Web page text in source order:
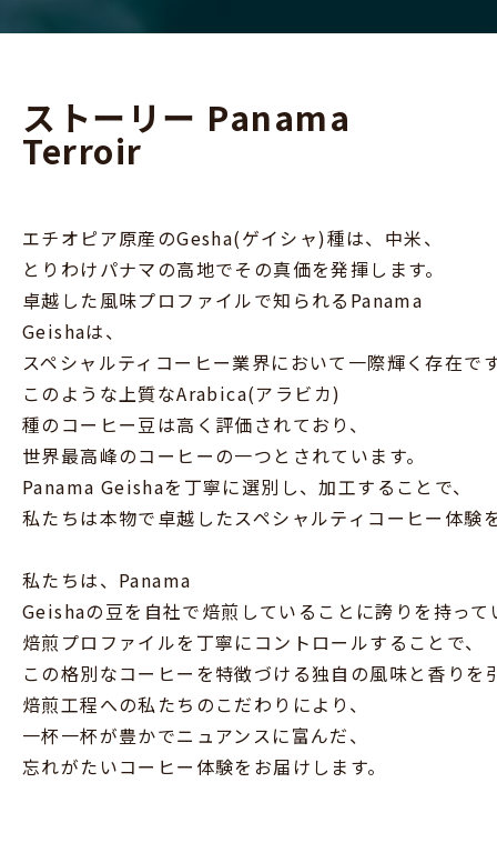
ストーリー Panama
Terroir
エチオピア原産のGesha(ゲイシャ)種は、中米、
とりわけパナマの高地でその真価を発揮します。
卓越した風味プロファイルで知られるPanama
Geishaは、
スペシャルティコーヒー業界において一際輝く存在で
このような上質なArabica(アラビカ)
種のコーヒー豆は高く評価されており、
世界最高峰のコーヒーの一つとされています。
Panama Geishaを丁寧に選別し、加工することで、
私たちは本物で卓越したスペシャルティコーヒー体験
私たちは、Panama
Geishaの豆を自社で焙煎していることに誇りを持って
焙煎プロファイルを丁寧にコントロールすることで、
この格別なコーヒーを特徴づける独自の風味と香りを
焙煎工程への私たちのこだわりにより、
一杯一杯が豊かでニュアンスに富んだ、
忘れがたいコーヒー体験をお届けします。